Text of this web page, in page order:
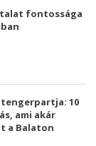
fontossága
10
ami akár
a Balaton